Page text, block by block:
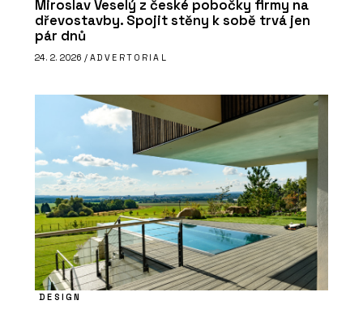
Miroslav Veselý z české pobočky firmy na
dřevostavby. Spojit stěny k sobě trvá jen
pár dnů
24. 2. 2026 / ADVERTORIAL
DESIGN